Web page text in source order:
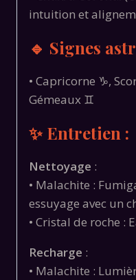
intuition et
🔹 Signes
• Capricorne ♑,
Gémeaux ♊
✨ Entretien :
Nettoyage :
• Malachite :
essuyage avec un
• Cristal de roche :
Recharge :
• Malachite :